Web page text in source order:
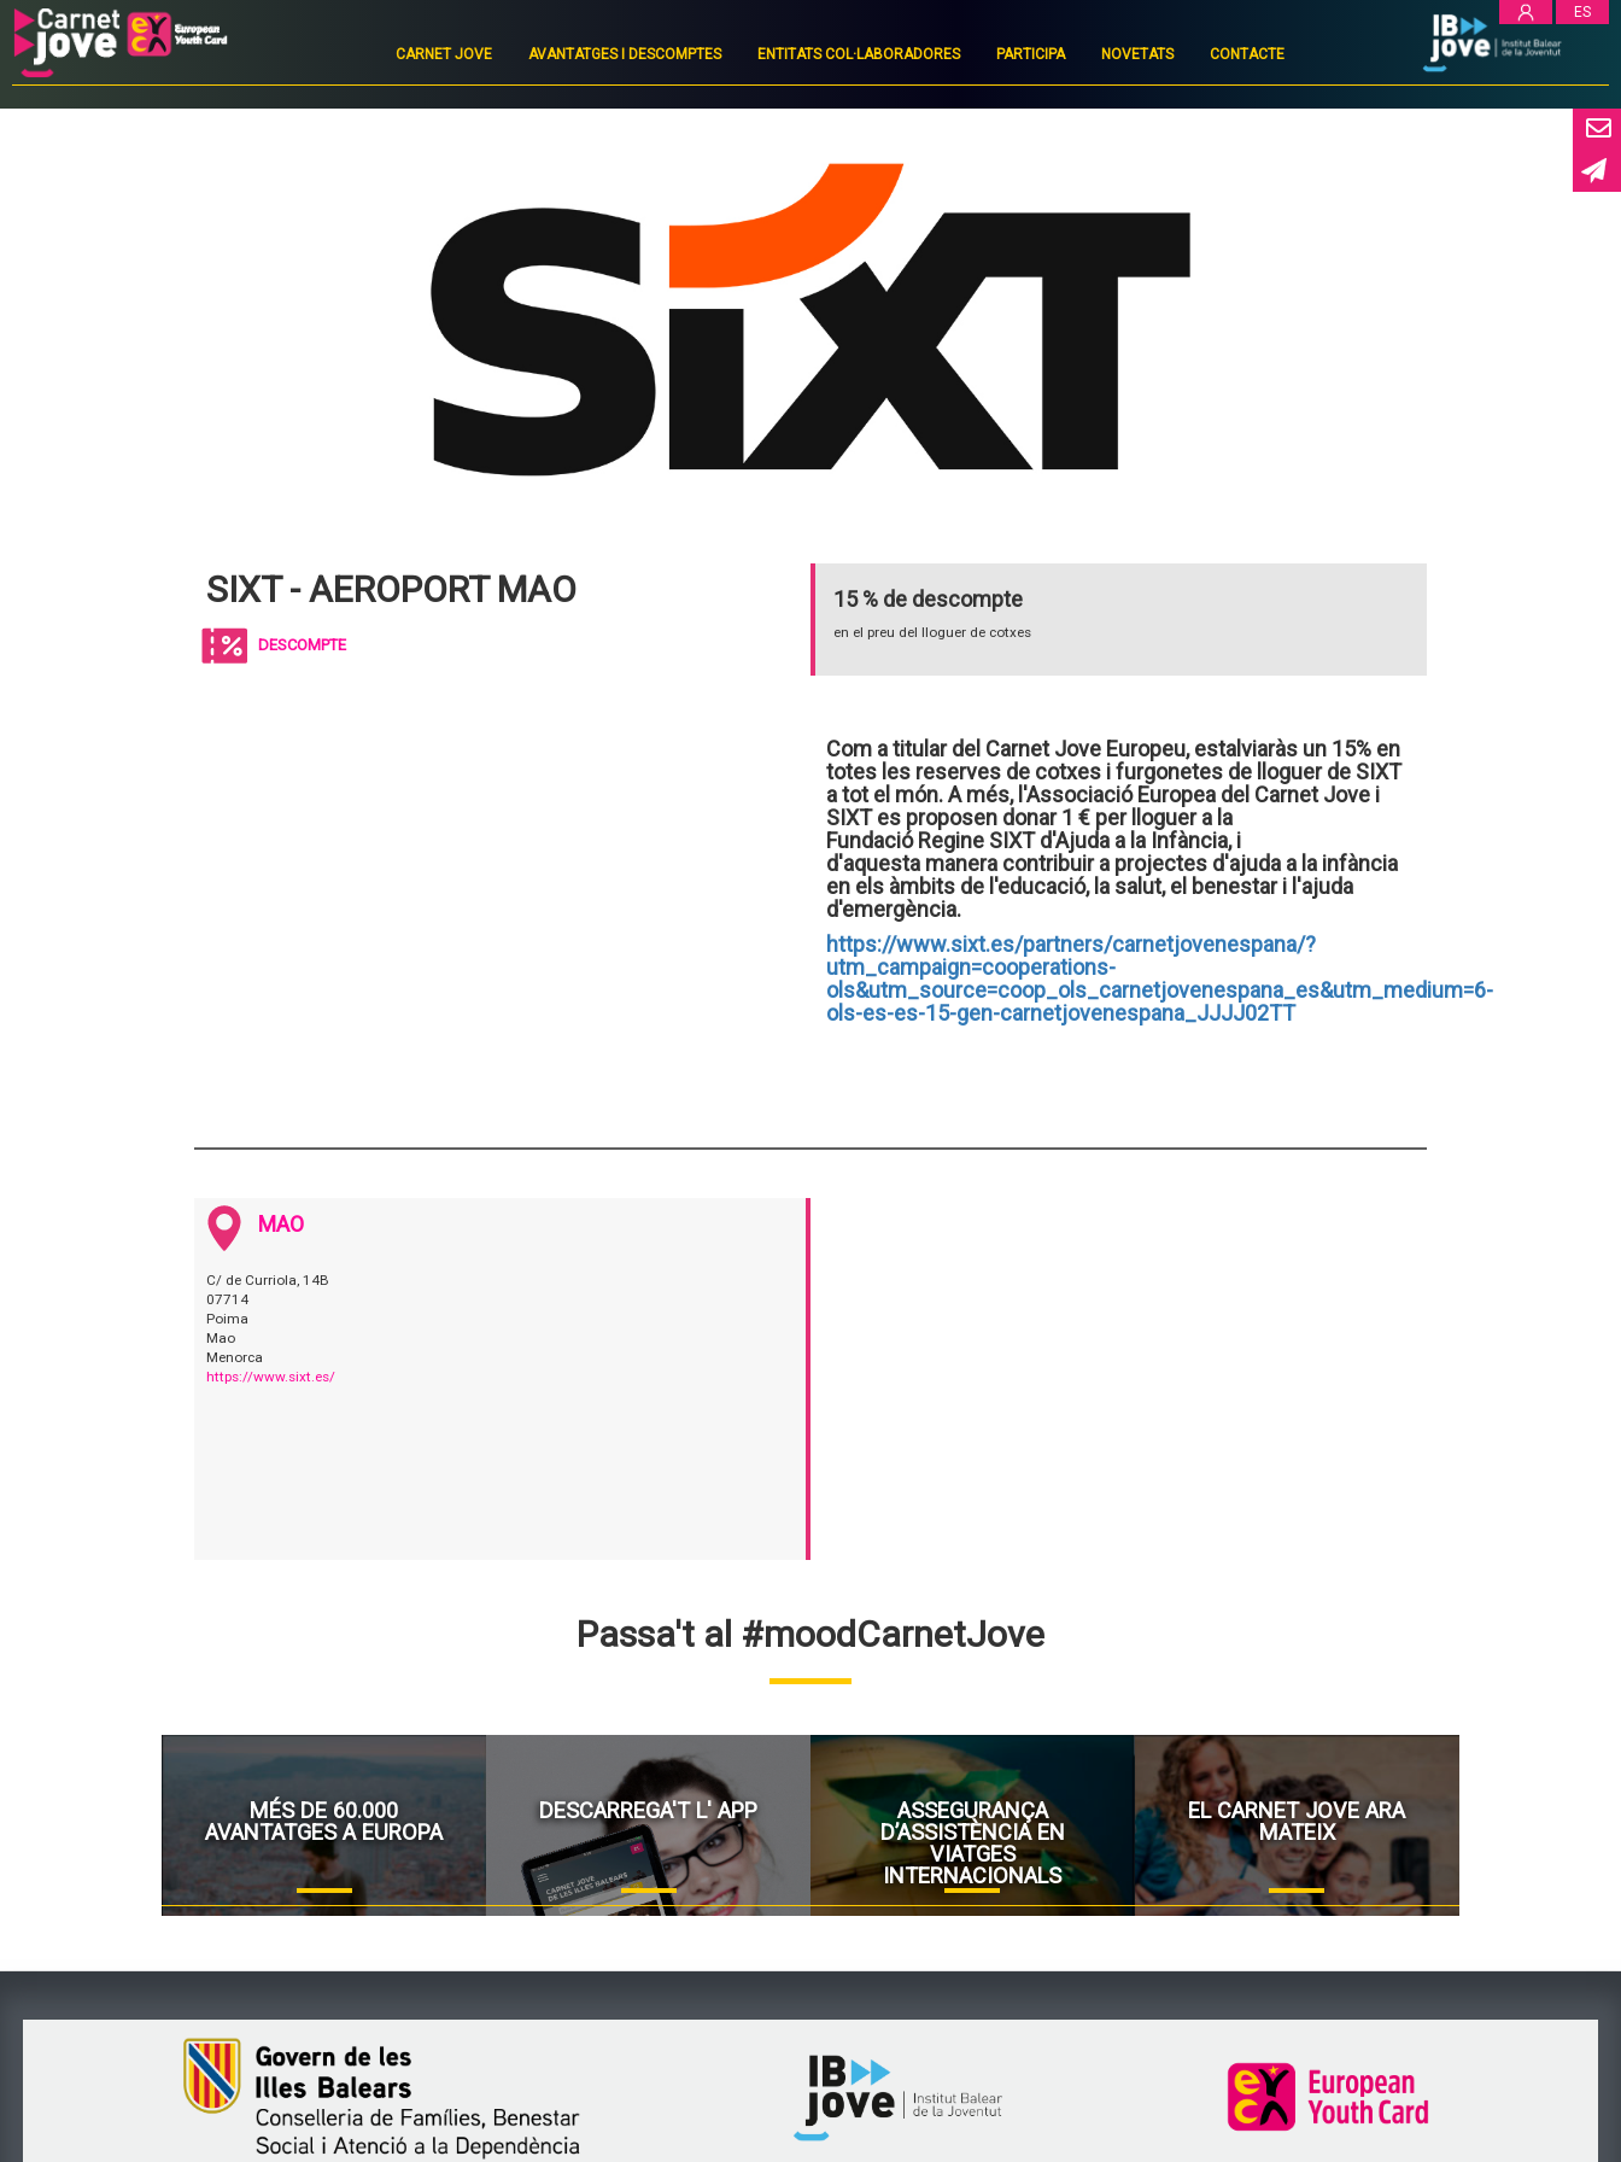
ES
Main
navigation
CARNET JOVE AVANTATGES I DESCOMPTES ENTITATS COL·LABORADORES PARTICIPA NOVETATS CONTACTE
SIXT - AEROPORT MAO
DESCOMPTE
15 % de descompte
en el preu del lloguer de cotxes
Com a titular del Carnet Jove Europeu, estalviaràs un 15% en
totes les reserves de cotxes i furgonetes de lloguer de SIXT
a tot el món. A més, l'Associació Europea del Carnet Jove i
SIXT es proposen donar 1 € per lloguer a la
Fundació Regine SIXT d'Ajuda a la Infància, i
d'aquesta manera contribuir a projectes d'ajuda a la infància
en els àmbits de l'educació, la salut, el benestar i l'ajuda
d'emergència.
https://www.sixt.es/partners/carnetjovenespana/?
utm_campaign=cooperations-
ols&utm_source=coop_ols_carnetjovenespana_es&utm_medium=6-
ols-es-es-15-gen-carnetjovenespana_JJJJ02TT
MAO
C/ de Curriola, 14B
07714
Poima
Mao
Menorca
https://www.sixt.es/
Passa't al #moodCarnetJove
MÉS DE 60.000
AVANTATGES A EUROPA
DESCARREGA'T L' APP
ASSEGURANÇA
D’ASSISTÈNCIA EN
VIATGES
INTERNACIONALS
EL CARNET JOVE ARA
MATEIX